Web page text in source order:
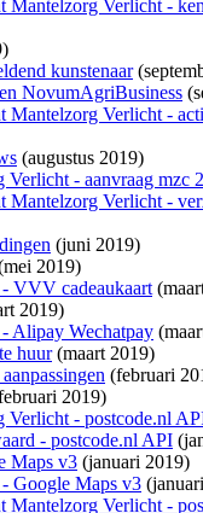
Mantelzorg Verlicht -
kunstenaar
NovumAgriBusiness
Mantelzorg Verlicht -
(augustus 2019)
Verlicht - aanvraag mzc
Mantelzorg Verlicht -
(juni 2019)
2019)
VVV cadeaukaart
2019)
Alipay Wechatpay
huur(maart 2019)
(februari
2019)
Verlicht - postcode.nl
- postcode.nl API
Maps v3 (januari 2019)
Google Maps v3
Mantelzorg Verlicht -